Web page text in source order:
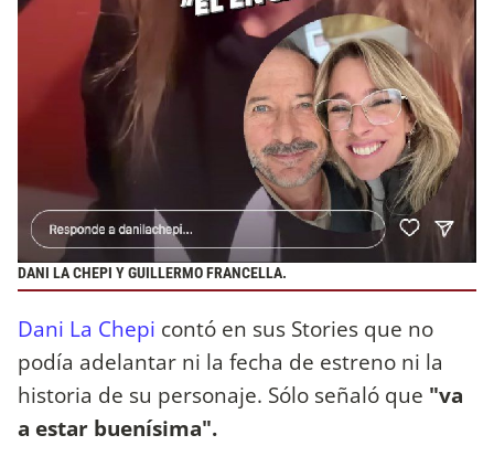
DANI LA CHEPI Y GUILLERMO FRANCELLA.
Dani La Chepi contó en sus Stories que no
podía adelantar ni la fecha de estreno ni la
historia de su personaje. Sólo señaló que "va
a estar buenísima".